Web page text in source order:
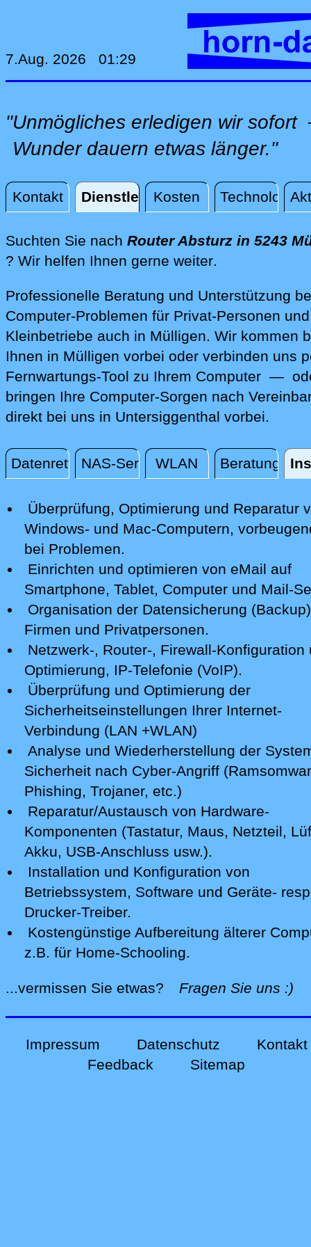
7.Aug. 2026 01:29
"Unmögliches erledigen wir
Wunder dauern etwas länger."
Kontakt Dienstleistungen
Kosten Technologie
Dienstleistungen
Suchten Sie nach Router Absturz in 5243
? Wir helfen Ihnen gerne weiterdirekt vor Ort
.
Professionelle Beratung und Unterstützung
Computer-Problemen für Privat-Personen und
Kleinbetriebe auch in Mülligen. Wir kommen
Ihnen in Mülligen vorbei oder verbinden uns
Fernwartungs-Tool zu Ihrem Computer —
bringen Ihre Computer-Sorgen nach
direkt bei uns in Untersiggenthal vorbei.
DatenrettungNAS-ServerWLAN Beratung
Installation / Konfiguration
Überprüfung, Optimierung und Reparatur
Windows- und Mac-Computern,
bei Problemen.
Einrichten und optimieren von eMail auf
Smartphone, Tablet, Computerund Mail-
Organisation der Datensicherung
Firmen und Privatpersonen.
Netzwerk-, Router-, Firewall-Konfiguration
Optimierung, IP-Telefonie (VoIP).
Überprüfung und Optimierung der
Sicherheitseinstellungen Ihrer Internet-
Verbindung (LAN +WLAN)
Analyse und Wiederherstellung der
Sicherheit nach Cyber-Angriff
Phishing, Trojaner, etc.)
Reparatur/Austausch von Hardware-
Komponenten (Tastatur, Maus, Netzteil,
Akku, USB-Anschluss usw.).
Installation und Konfiguration von
Betriebssystem, Software und Geräte-
Drucker-Treiber.
Kostengünstige Aufbereitung älterer
z.B. für Home-Schooling.
...vermissen Sie etwas? Fragen Sie uns :)
Impressum Datenschutz
Kontakt
Feedback
Sitemap